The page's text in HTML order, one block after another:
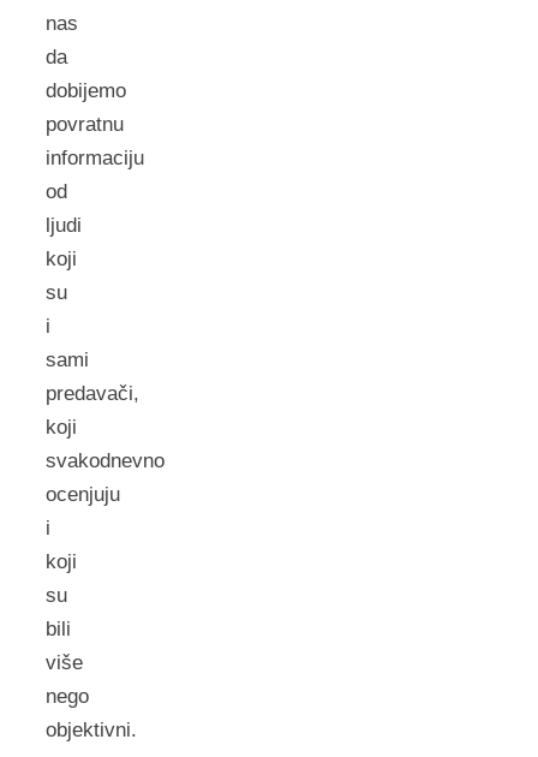
nas
da
dobijemo
povratnu
informaciju
od
ljudi
koji
su
i
sami
predavači,
koji
svakodnevno
ocenjuju
i
koji
su
bili
više
nego
objektivni.